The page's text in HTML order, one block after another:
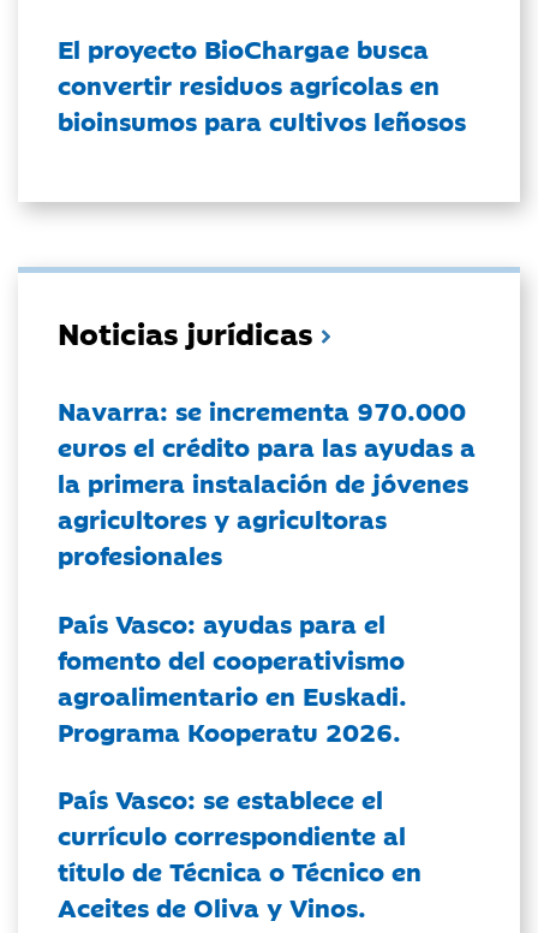
El proyecto BioChargae busca
convertir residuos agrícolas en
bioinsumos para cultivos leñosos
Noticias jurídicas
Navarra: se incrementa 970.000
euros el crédito para las ayudas a
la primera instalación de jóvenes
agricultores y agricultoras
profesionales
País Vasco: ayudas para el
fomento del cooperativismo
agroalimentario en Euskadi.
Programa Kooperatu 2026.
País Vasco: se establece el
currículo correspondiente al
título de Técnica o Técnico en
Aceites de Oliva y Vinos.